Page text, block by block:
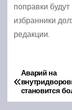
поправки
избранники
редакции.
Н
а
Аварий на
становится